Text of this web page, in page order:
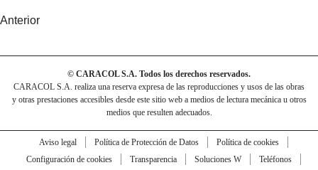
Anterior
© CARACOL S.A. Todos los derechos reservados.
CARACOL S.A. realiza una reserva expresa de las reproducciones y usos de las obras
y otras prestaciones accesibles desde este sitio web a medios de lectura mecánica u otros
medios que resulten adecuados.
Aviso legal Política de Protección de Datos
Política de cookies
Configuración de cookies
Transparencia Soluciones W
Teléfonos